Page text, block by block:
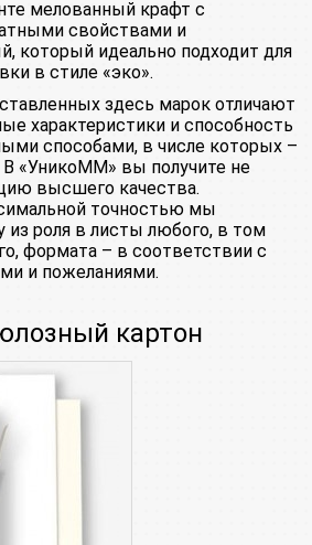
мелованный крафт с
свойствами и
который идеально подходит для
в стиле «эко».
здесь марок отличают
характеристики и способность
способами, в числе которых –
В «УникоММ» вы получите не
высшего качества.
точностью мы
из роля в листы любого, в том
формата – в соответствии с
и пожеланиями.
картон